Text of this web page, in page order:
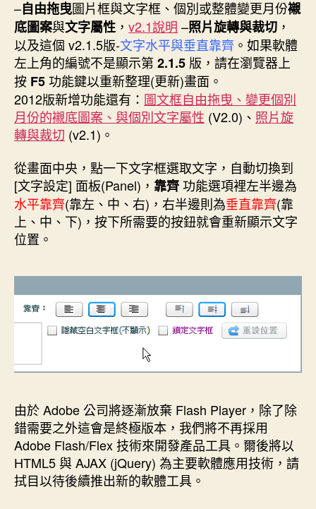
–自由拖曳圖片框與文字框、個別或整體變更月份襯
底圖案與文字屬性 ， v2.1說明 –照片旋轉與裁切 ，
以及這個 v2.1.5版-文字水平與垂直靠齊 。如果軟體
左上角的編號不是顯示第2.1.5 版，請在瀏覽器上
按 F5功能鍵以重新整理(更新)畫面。
2012版新增功能還有： 圖文框自由拖曳、變更個別
月份的襯底圖案、與個別文字屬性 (V2.0)、 照片旋
轉與裁切 (v2.1)。
從畫面中央，點一下文字框選取文字，自動切換到
[文字設定] 面板(Panel)， 靠齊功能選項裡左半邊為
水平靠齊(靠左、中、右)，右半邊則為垂直靠齊(靠
上、中、下)，按下所需要的按鈕就會重新顯示文字
位置。
由於 Adobe 公司將逐漸放棄 Flash Player，除了除
錯需要之外這會是終極版本，我們將不再採用
Adobe Flash/Flex 技術來開發產品工具。爾後將以
HTML5 與 AJAX (jQuery) 為主要軟體應用技術，請
拭目以待後續推出新的軟體工具。